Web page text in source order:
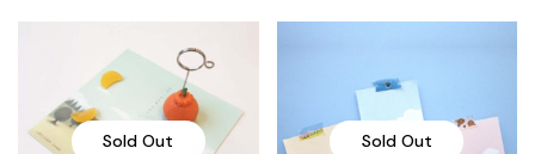
Sold Out Sold Out